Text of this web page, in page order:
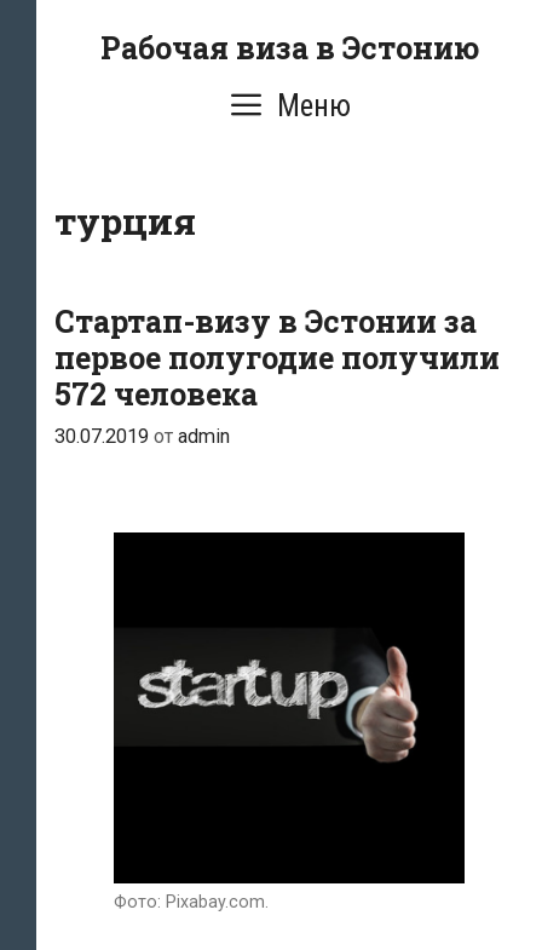
Рабочая виза в Эстонию
Меню
турция
Стартап-визу в Эстонии за
первое полугодие получили
572 человека
30.07.2019 от admin
Фото: Pixabay.com.